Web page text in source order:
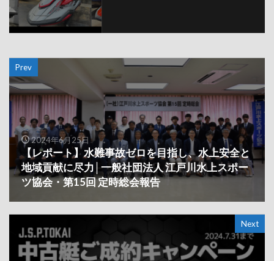
Prev
2024年6月25日
【レポート】水難事故ゼロを目指し、水上安全と
地域貢献に尽力│一般社団法人 江戸川水上スポー
ツ協会・第15回 定時総会報告
Next